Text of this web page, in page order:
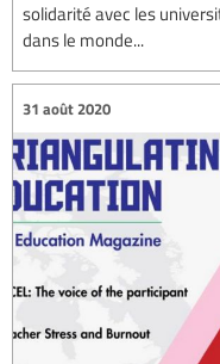
solidarité avec les
dans le monde...
31 août 2020